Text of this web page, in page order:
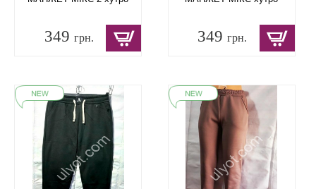
349 грн. 349грн.